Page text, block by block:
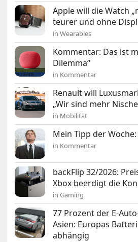
Apple will die Watch
teurer und ohne
in Wearables
Kommentar: Das ist
Dilemma“
in Kommentar
Renault will
„Wir sind mehr
in Mobilität
Mein Tipp der
in Kommentar
backFlip 32/2026:
Xbox beerdigt die
in Gaming
77 Prozent der E-
Asien: Europas
abhängig